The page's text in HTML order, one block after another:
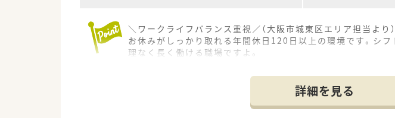
＼ワークライフバランス重視／（大阪市城東区エリア担当より）
お休みがしっかり取れる年間休日120日以上の環境です。シ
理なく長く働ける職場ですよ。
【店舗情報と応需状況について】
■野江内代駅から徒歩1分という非常にアクセスの良い立地に
■内科や心療内科、整形外科など非常に多くの診療科目の処
■パートの薬剤師が多く在籍しており、常時複数名体制で協
詳細を見る